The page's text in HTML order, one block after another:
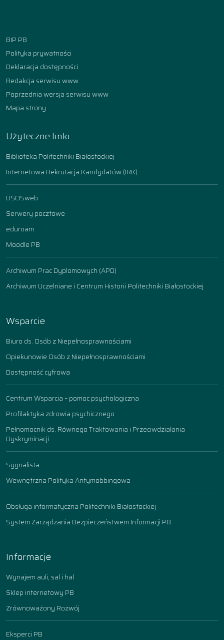
BIP PB
Polityka prywatności
Deklaracja dostępności
Redakcja serwisu www
Poprzednia wersja serwisu www
Mapa strony
Użyteczne linki
Biblioteka Politechniki Białostockiej
Internetowa Rekrutacja Kandydatów (IRK)
USOSweb
Serwery pocztowe
eduroam
Moodle PB
Archiwum Prac Dyplomowych (APD)
Archiwum Uczelniane i Centrum Historii Politechniki Białostockiej
Wsparcie
Biuro ds. Osób z Niepełnosprawnościami
Opiekunowie Osób z Niepełnosprawnościami
Dostępność cyfrowa
Centrum Wsparcia – pomoc psychologiczna
Profilaktyka zdrowia psychicznego
Pełnomocnik ds. Równego Traktowania i Przeciwdziałania
Dyskryminacji
Sygnalista
Wewnętrzna Polityka Antymobbingowa
Obsługa informatyczna Politechniki Białostockiej
System Zarządzania Bezpieczeństwem Informacji PB
Informacje
Wynajem auli, sal i hal
Sklep internetowy PB
Zrównoważony Rozwój
Eksperci PB